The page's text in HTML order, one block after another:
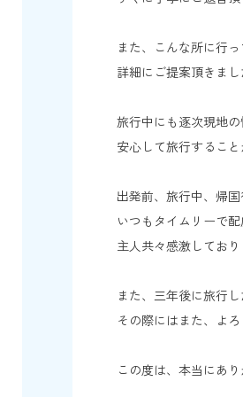
また、こんな所に行
詳細にご提案頂きまし
旅行中にも逐次現地の
安心して旅行すること
出発前、旅行中、帰国
いつもタイムリーで配
主人共々感激しており
また、三年後に旅行
その際にはまた、よ
この度は、本当にあ